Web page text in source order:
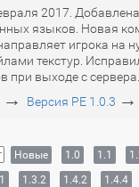
2017.
языков. Новая
игрока на
текстур.
при выходе с сервера.
→ Версия PE 1.0.3 →
Новые 1.0 1.1
1.3.2 1.4.2 1.4.4